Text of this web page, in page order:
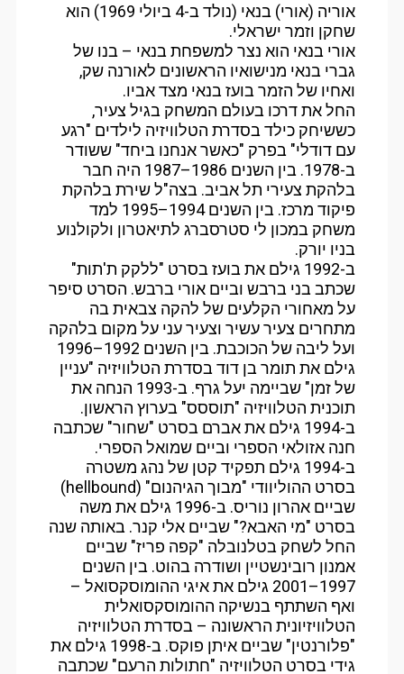
אוריה (אורי) בנאי (נולד ב-4 ביולי 1969) הוא
שחקן וזמר ישראלי.
אורי בנאי הוא נצר למשפחת בנאי – בנו של
גברי בנאי מנישואיו הראשונים לאורנה שק,
ואחיו של הזמר בועז בנאי מצד אביו.
החל את דרכו בעולם המשחק בגיל צעיר,
כששיחק כילד בסדרת הטלוויזיה לילדים "רגע
עם דודלי" בפרק "כאשר אנחנו ביחד" ששודר
ב-1978. בין השנים 1986–1987 היה חבר
בלהקת צעירי תל אביב. בצה"ל שירת בלהקת
פיקוד מרכז. בין השנים 1994–1995 למד
משחק במכון לי סטרסברג לתיאטרון ולקולנוע
בניו יורק.
ב-1992 גילם את בועז בסרט "ללקק ת'תות"
שכתב בני ברבש וביים אורי ברבש. הסרט סיפר
על מאחורי הקלעים של להקה צבאית בה
מתחרים צעיר עשיר וצעיר עני על מקום בלהקה
ועל ליבה של הכוכבת. בין השנים 1992–1996
גילם את תומר בן דוד בסדרת הטלוויזיה "עניין
של זמן" שביימה יעל גרף. ב-1993 הנחה את
תוכנית הטלוויזיה "תוססס" בערוץ הראשון.
ב-1994 גילם את אברם בסרט "שחור" שכתבה
חנה אזולאי הספרי וביים שמואל הספרי.
ב-1994 גילם תפקיד קטן של נהג משטרה
בסרט ההוליוודי "מבוך הגיהנום" (hellbound)
שביים אהרון נוריס. ב-1996 גילם את משה
בסרט "מי האבא?" שביים אלי קנר. באותה שנה
החל לשחק בטלנובלה "קפה פריז" שביים
אמנון רובינשטיין ושודרה בהוט. בין השנים
1997–2001 גילם את איגי ההומוסקסואל –
ואף השתתף בנשיקה ההומוסקסואלית
הטלוויזיונית הראשונה – בסדרת הטלוויזיה
"פלורנטין" שביים איתן פוקס. ב-1998 גילם את
גידי בסרט הטלוויזיה "חתולות הרעם" שכתבה